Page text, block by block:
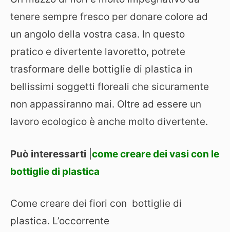
tenere sempre fresco per donare colore ad
un angolo della vostra casa. In questo
pratico e divertente lavoretto, potrete
trasformare delle bottiglie di plastica in
bellissimi soggetti floreali che sicuramente
non appassiranno mai. Oltre ad essere un
lavoro ecologico è anche molto divertente.
Può interessarti come creare dei vasi con le
bottiglie di plastica
Come creare dei fiori con bottiglie di
plastica. L’occorrente